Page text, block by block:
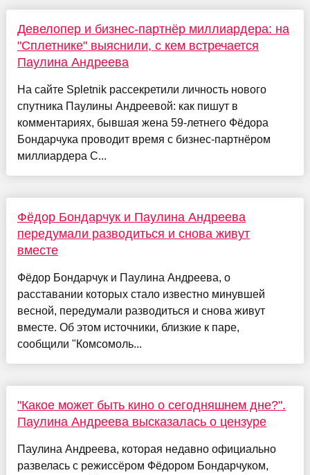
Девелопер и бизнес-партнёр миллиардера: на
"Сплетнике" выяснили, с кем встречается
Паулина Андреева
На сайте Spletnik рассекретили личность нового
спутника Паулины Андреевой: как пишут в
комментариях, бывшая жена 59-летнего Фёдора
Бондарчука проводит время с бизнес-партнёром
миллиардера С...
Фёдор Бондарчук и Паулина Андреева
передумали разводиться и снова живут
вместе
Фёдор Бондарчук и Паулина Андреева, о
расставании которых стало известно минувшей
весной, передумали разводиться и снова живут
вместе. Об этом источники, близкие к паре,
сообщили "Комсомоль...
"Какое может быть кино о сегодняшнем дне?".
Паулина Андреева высказалась о цензуре
Паулина Андреева, которая недавно официально
развелась с режиссёром Фёдором Бондарчуком,